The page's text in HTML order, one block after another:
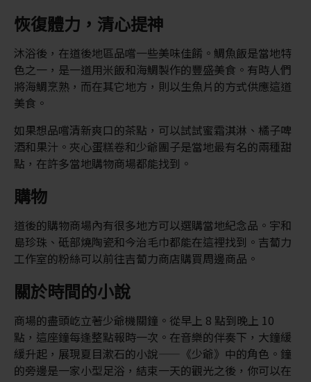
恢復體力，清心提神
沐浴後，在道後地區品嚐一些美味佳餚。鯛魚飯是當地特
色之一，是一道用米飯和海鯛製作的豐盛美食。有時人們
將海鯛烹熟，而在其它地方，則以生魚片的方式供應這道
美食。
如果想品嚐清新爽口的茶點，可以試試蜜霜淇淋、橘子啤
酒和果汁。夾心蛋糕卷和少爺團子是當地最有名的兩種甜
點，在許多當地購物商場都能找到。
購物
道後的購物商場內有很多地方可以選購當地紀念品。宇和
島珍珠、砥部燒陶瓷和今治毛巾都能在這裡找到。吉蔔力
工作室的粉絲可以前往吉蔔力商店購買周邊商品。
關於時間的小說
商場的盡頭屹立著少爺機關鐘。從早上 8 點到晚上 10
點，這座鐘每逢整點報時一次。在音樂的伴奏下，大鐘緩
緩升起，展現夏目漱石的小說——《少爺》中的角色。鐘
的旁邊是一家小型足浴，結束一天的觀光之後，你可以在